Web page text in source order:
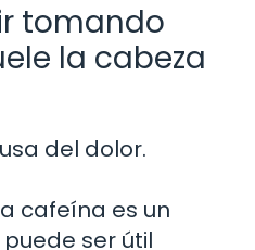
tomando
la cabeza
del dolor.
cafeína es un
ser útil